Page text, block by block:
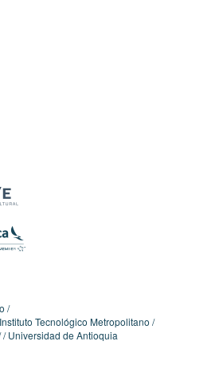
Instituto Tecnológico Metropolitano
Universidad de Antioquia